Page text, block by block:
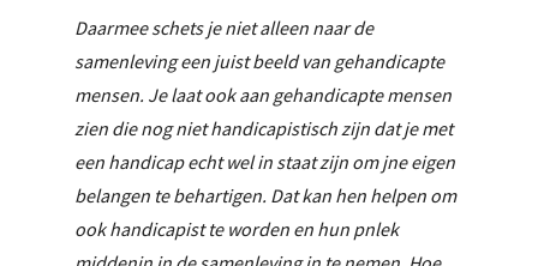
Daarmee schets je niet alleen naar de
samenleving een juist beeld van gehandicapte
mensen. Je laat ook aan gehandicapte mensen
zien die nog niet handicapistisch zijn dat je met
een handicap echt wel in staat zijn om jne eigen
belangen te behartigen. Dat kan hen helpen om
ook handicapist te worden en hun pnlek